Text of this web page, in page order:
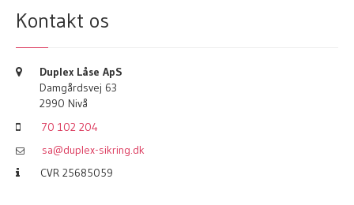
Kontakt os
Duplex Låse ApS
Damgårdsvej 63
2990 Nivå
70 102 204
sa@duplex-sikring.dk
CVR 25685059